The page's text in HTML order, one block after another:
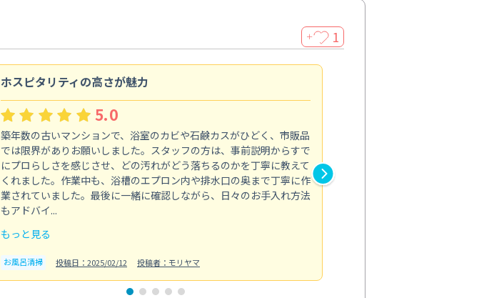
＋ 1
ホスピタリティの高さが魅力
5.0
築年数の古いマンションで、浴室のカビや石鹸カスがひどく、市販品
では限界がありお願いしました。スタッフの方は、事前説明からすで
にプロらしさを感じさせ、どの汚れがどう落ちるのかを丁寧に教えて
くれました。作業中も、浴槽のエプロン内や排水口の奥まで丁寧に作
業されていました。最後に一緒に確認しながら、日々のお手入れ方法
もアドバイ...
もっと見る
お風呂清掃 投稿日：2025/02/12 投稿者：モリヤマ